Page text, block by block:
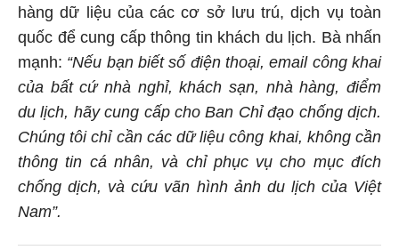
hàng dữ liệu của các cơ sở lưu trú, dịch vụ toàn
quốc để cung cấp thông tin khách du lịch. Bà nhấn
mạnh: “Nếu bạn biết số điện thoại, email công khai
của bất cứ nhà nghỉ, khách sạn, nhà hàng, điểm
du lịch, hãy cung cấp cho Ban Chỉ đạo chống dịch.
Chúng tôi chỉ cần các dữ liệu công khai, không cần
thông tin cá nhân, và chỉ phục vụ cho mục đích
chống dịch, và cứu vãn hình ảnh du lịch của Việt
Nam”.